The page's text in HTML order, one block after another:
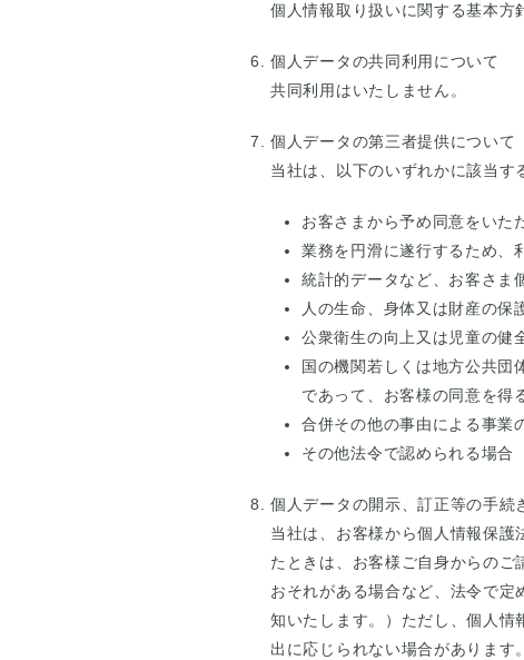
個人情報取り扱いに関する基本方
個人データの共同利用について
共同利用はいたしません。
個人データの第三者提供について
当社は、以下のいずれかに該当す
お客さまから予め同意をいた
業務を円滑に遂行するため、
統計的データなど、お客さま
人の生命、身体又は財産の保
公衆衛生の向上又は児童の健
国の機関若しくは地方公共団
であって、お客様の同意を得
合併その他の事由による事業
その他法令で認められる場合
個人データの開示、訂正等の手続
当社は、お客様から個人情報保
たときは、お客様ご自身からの
おそれがある場合など、法令で
知いたします。）ただし、個人情
出に応じられない場合があります。